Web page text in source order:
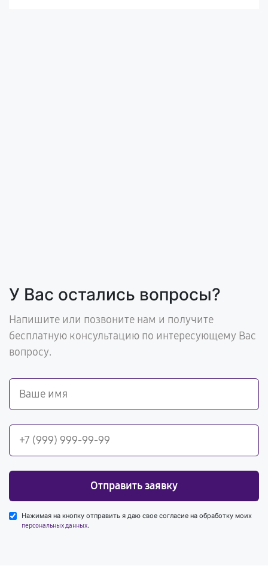
У Вас остались вопросы?
Напишите или позвоните нам и получите
бесплатную консультацию по интересующему Вас
вопросу.
Отправить заявку
Нажимая на кнопку отправить я даю свое согласие на обработку моих
персональных данных.